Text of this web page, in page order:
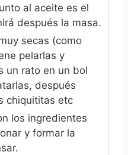
al aceite es el
después la masa.
secas (como
pelarlas y
un rato en un bol
después
chiquititas etc
los ingredientes
y formar la